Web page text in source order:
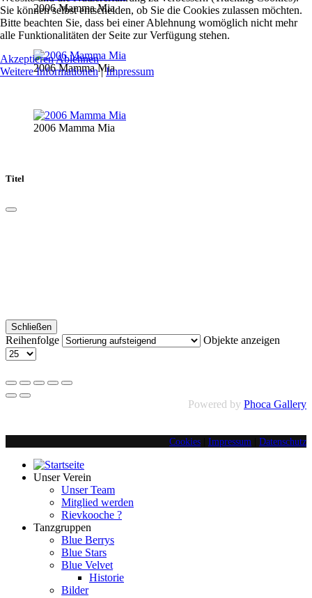
2006 Mamma Mia
2006 Mamma Mia
2006 Mamma Mia
Titel
Schließen
Reihenfolge Objekte anzeigen
Powered by Phoca Gallery
Cookies Impressum Datenschutz
Unser Verein
Unser Team
Mitglied werden
Rievkooche ?
Tanzgruppen
Blue Berrys
Blue Stars
Blue Velvet
Historie
Bilder
Sie können selbst entscheiden, ob Sie die Cookies zulassen möchten.
Bitte beachten Sie, dass bei einer Ablehnung womöglich nicht mehr
alle Funktionalitäten der Seite zur Verfügung stehen.
AkzeptierenAblehnen
Weitere Informationen|Impressum